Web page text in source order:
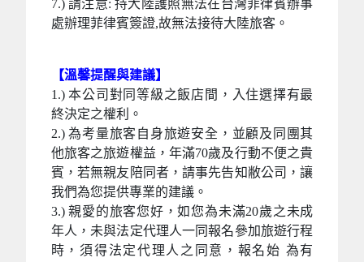
7.) 請注意: 持大陸護照無法在台灣菲律賓辦事
處辦理菲律賓簽證,故無法接待大陸旅客。
【溫馨提醒與建議】
1.) 本公司對同等級之飯店間，入住選擇有最
終決定之權利。
2.) 為考量旅客自身旅遊安全，並顧及同團其
他旅客之旅遊權益，年滿70歲及行動不便之貴
賓，若無親友陪同者，請事先告知敝公司，讓
我們為您提供專業的建議。
3.) 親愛的旅客您好，如您為未滿20歲之未成
年人，未與法定代理人一同報名參加旅遊行程
時，須得法定代理人之同意，報名始 為有